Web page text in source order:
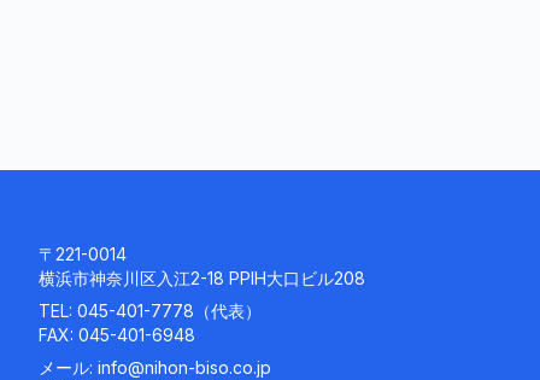
〒221-0014
横浜市神奈川区入江2-18 PPIH大口ビル208
TEL: 045-401-7778 （代表）
FAX: 045-401-6948
メール: info@nihon-biso.co.jp